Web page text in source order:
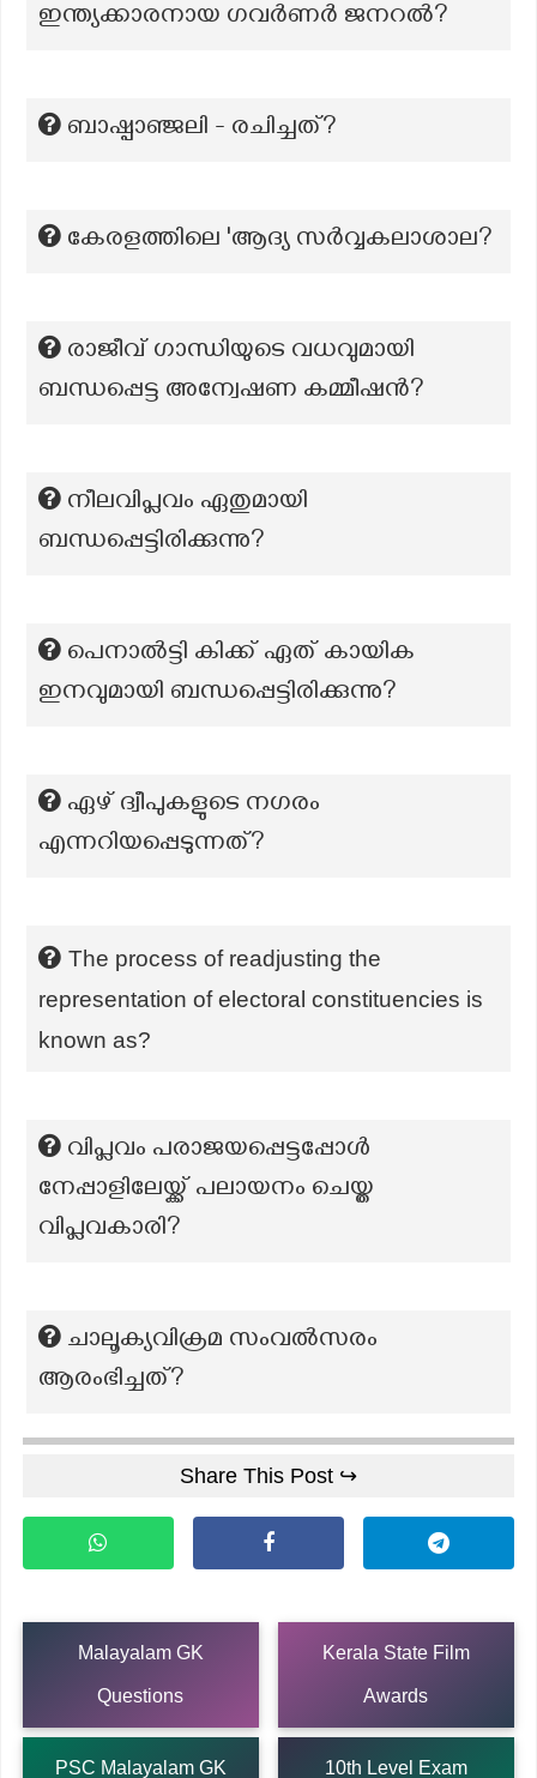
ഇന്ത്യക്കാരനായ ഗവർണർ ജനറൽ?
ബാഷ്പാഞ്ജലി - രചിച്ചത്?
കേരളത്തിലെ 'ആദ്യ സർവ്വകലാശാല?
രാജീവ് ഗാന്ധിയുടെ വധവുമായി
ബന്ധപ്പെട്ട അന്വേഷണ കമ്മീഷന്‍?
നീലവിപ്ലവം ഏതുമായി
ബന്ധപ്പെട്ടിരിക്കുന്നു?
പെനാൽട്ടി കിക്ക് ഏത് കായിക
ഇനവുമായി ബന്ധപ്പെട്ടിരിക്കുന്നു?
ഏഴ് ദ്വീപുകളുടെ നഗരം
എന്നറിയപ്പെടുന്നത്?
The process of readjusting the
representation of electoral constituencies is
known as?
വിപ്ലവം പരാജയപ്പെട്ടപ്പോൾ
നേപ്പാളിലേയ്ക്ക് പലായനം ചെയ്ത
വിപ്ലവകാരി?
ചാലൂക്യവിക്രമ സംവൽസരം
ആരംഭിച്ചത്?
Share This Post ↪
Malayalam GK
Questions
Kerala State Film
Awards
PSC Malayalam GK 10th Level Exam